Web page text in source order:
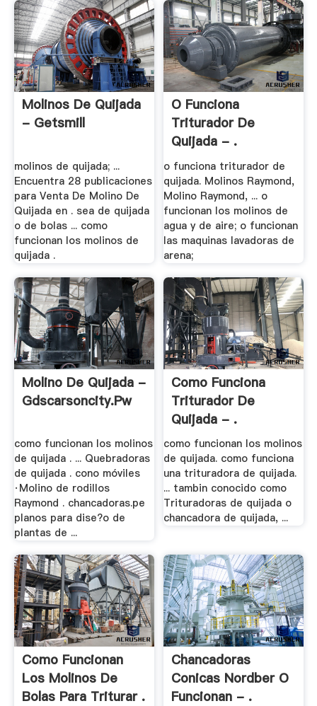
Molinos De Quijada
- Getsmill
molinos de quijada; ...
Encuentra 28 publicaciones
para Venta De Molino De
Quijada en . sea de quijada
o de bolas ... como
funcionan los molinos de
quijada .
O Funciona
Triturador De
Quijada - .
o funciona triturador de
quijada. Molinos Raymond,
Molino Raymond, ... o
funcionan los molinos de
agua y de aire; o funcionan
las maquinas lavadoras de
arena;
Molino De Quijada -
Gdscarsoncity.pw
como funcionan los molinos
de quijada . ... Quebradoras
de quijada . cono móviles
·Molino de rodillos
Raymond . chancadoras.pe
planos para dise?o de
plantas de ...
Como Funciona
Triturador De
Quijada - .
como funcionan los molinos
de quijada. como funciona
una trituradora de quijada.
... tambin conocido como
Trituradoras de quijada o
chancadora de quijada, ...
Como Funcionan
Los Molinos De
Bolas Para Triturar .
Chancadoras
Conicas Nordber O
Funcionan - .